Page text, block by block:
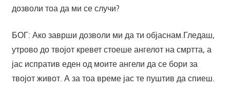
дозволи тоа да ми се случи?
БОГ: Ако заврши дозволи ми да ти објаснам.Гледаш,
утрово до твојот кревет стоеше ангелот на смртта, а
јас испратив еден од моите ангели да се бори за
твојот живот. А за тоа време јас те пуштив да спиеш.